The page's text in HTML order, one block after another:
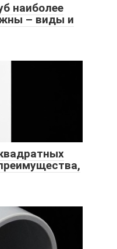
наиболее
– виды и